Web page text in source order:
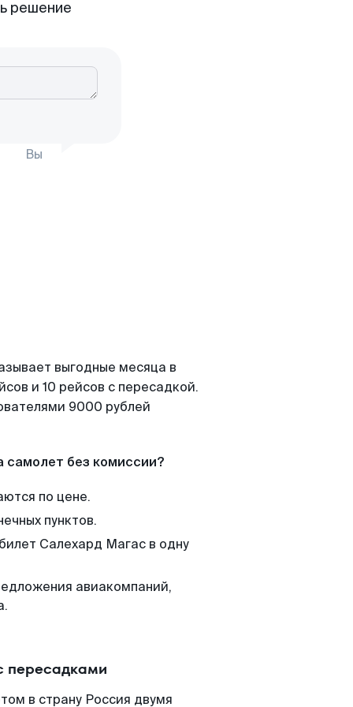
решение
Вы
выгодные месяца в
и 10 рейсов с пересадкой.
9000 рублей
самолет без комиссии?
по цене.
пунктов.
Салехард Магас в одну
авиакомпаний,
пересадками
в страну Россия двумя